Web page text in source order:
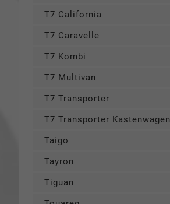
T7 California
T7 Caravelle
T7 Kombi
T7 Multivan
T7 Transporter
T7 Transporter Kastenwagen
Taigo
Tayron
Tiguan